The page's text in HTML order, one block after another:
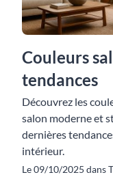
Couleurs
tendances
Découvrez les
salon moderne et
dernières
intérieur.
Le 09/10/2025 dans